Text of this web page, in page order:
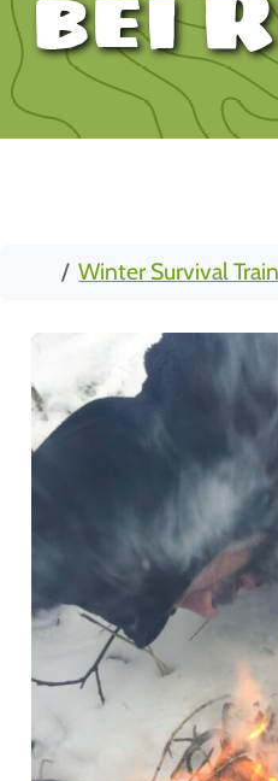
StartWinter Survival